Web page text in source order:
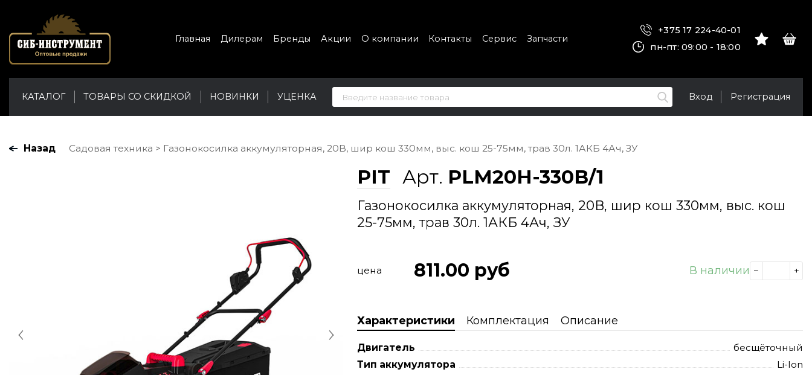
Главная Дилерам Бренды Акции О компании Контакты Сервис Запчасти
+375 17 224-40-01
пн-пт: 09:00 - 18:00
КАТАЛОГ ТОВАРЫ СО СКИДКОЙ НОВИНКИ УЦЕНКА Вход Регистрация
Назад Садовая техника Газонокосилка аккумуляторная, 20В, шир кош 330мм, выс. кош 25-75мм, трав 30л. 1АКБ 4Ач, ЗУ
PIT Арт. PLM20H-330B/1
Газонокосилка аккумуляторная, 20В, шир кош 330мм, выс. кош
25-75мм, трав 30л. 1АКБ 4Ач, ЗУ
цена 811.00 руб В наличии
Характеристики Комплектация Описание
Двигатель
бесщёточный
Тип аккумулятора
Li-Ion